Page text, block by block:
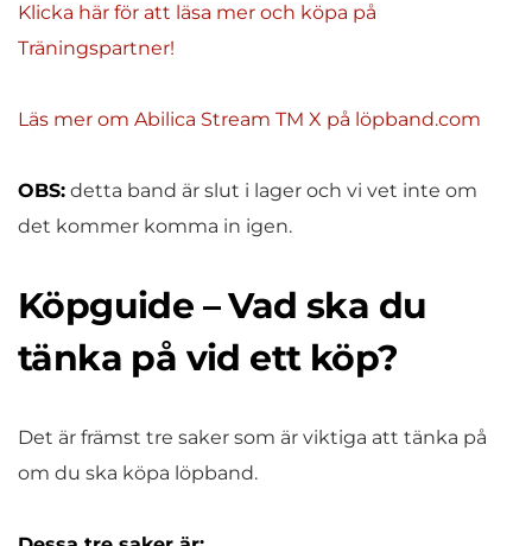
Klicka här för att läsa mer och köpa på
Träningspartner!
Läs mer om Abilica Stream TM X på löpband.com
OBS: detta band är slut i lager och vi vet inte om
det kommer komma in igen.
Köpguide – Vad ska du
tänka på vid ett köp?
Det är främst tre saker som är viktiga att tänka på
om du ska köpa löpband.